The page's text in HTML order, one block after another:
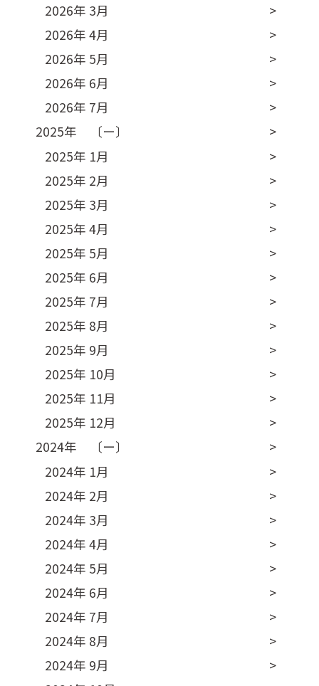
2026年 3月
2026年 4月
2026年 5月
2026年 6月
2026年 7月
2025年 〔ー〕
2025年 1月
2025年 2月
2025年 3月
2025年 4月
2025年 5月
2025年 6月
2025年 7月
2025年 8月
2025年 9月
2025年 10月
2025年 11月
2025年 12月
2024年 〔ー〕
2024年 1月
2024年 2月
2024年 3月
2024年 4月
2024年 5月
2024年 6月
2024年 7月
2024年 8月
2024年 9月